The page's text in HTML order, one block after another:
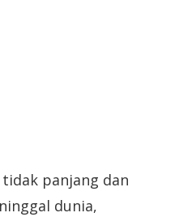
panjang dan
dunia,